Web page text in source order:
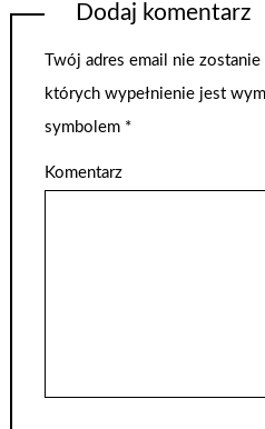
Dodaj komentarz
Twój adres email nie
których wypełnienie jest
symbolem *
Komentarz